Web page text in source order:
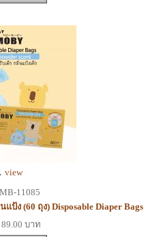
view
11085
ป้ง (60 ถุง) Disposable Diaper Bags
บาท